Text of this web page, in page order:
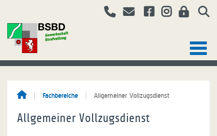
Fachbereiche Allgemeiner Vollzugsdienst
Allgemeiner Vollzugsdienst